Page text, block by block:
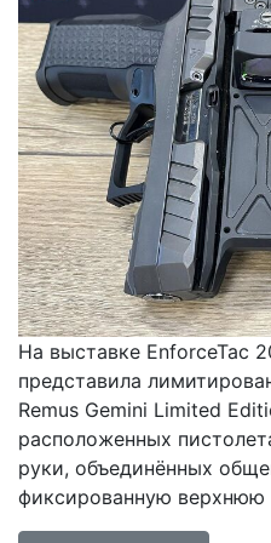
На выставке EnforceTac
представила
Remus Gemini Limited
расположенных
руки, объединённых
фиксированную верхнюю